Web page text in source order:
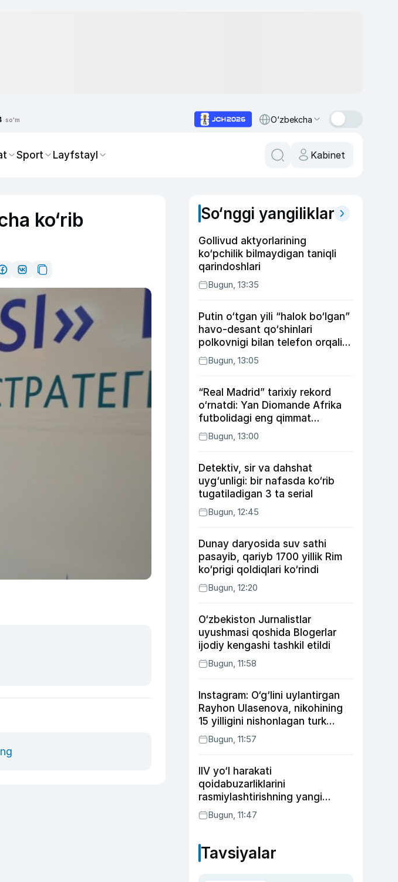
so'm O‘zbekcha
Sport Layfstayl Kabinet
ko‘rib
So‘nggi yangiliklar
Gollivud aktyorlarining
ko‘pchilik bilmaydigan taniqli
qarindoshlari
Bugun, 13:35
Putin o‘tgan yili “halok bo‘lgan”
havo-desant qo‘shinlari
polkovnigi bilan telefon orqali
suhbatlashdi
Bugun, 13:05
“Real Madrid” tarixiy rekord
o‘rnatdi: Yan Diomande Afrika
futbolidagi eng qimmat
transferga aylandi
Bugun, 13:00
Detektiv, sir va dahshat
uyg‘unligi: bir nafasda ko‘rib
tugatiladigan 3 ta serial
Bugun, 12:45
Dunay daryosida suv sathi
pasayib, qariyb 1700 yillik Rim
ko‘prigi qoldiqlari ko‘rindi
Bugun, 12:20
O‘zbekiston Jurnalistlar
uyushmasi qoshida Blogerlar
ijodiy kengashi tashkil etildi
Bugun, 11:58
Instagram: O‘g‘lini uylantirgan
Rayhon Ulasenova, nikohining
15 yilligini nishonlagan turk
aktyorlari va Kamelot qasriga
sayohat qilgan Zebo Rahimova
Bugun, 11:57
IIV yo‘l harakati
qoidabuzarliklarini
rasmiylashtirishning yangi
tartibini taklif qildi
Bugun, 11:47
Tavsiyalar